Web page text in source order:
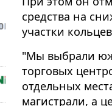
средства на
участки
"Мы выбрали
торговых
отдельных
магистрали, а